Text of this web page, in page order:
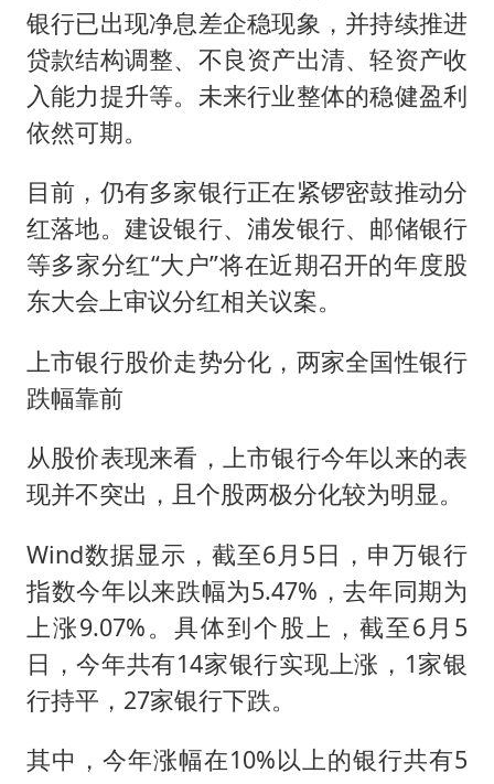
银行已出现净息差企稳现象，并持续推进
贷款结构调整、不良资产出清、轻资产收
入能力提升等。未来行业整体的稳健盈利
依然可期。
目前，仍有多家银行正在紧锣密鼓推动分
红落地。建设银行、浦发银行、邮储银行
等多家分红“大户”将在近期召开的年度股
东大会上审议分红相关议案。
上市银行股价走势分化，两家全国性银行
跌幅靠前
从股价表现来看，上市银行今年以来的表
现并不突出，且个股两极分化较为明显。
Wind数据显示，截至6月5日，申万银行
指数今年以来跌幅为5.47%，去年同期为
上涨9.07%。具体到个股上，截至6月5
日，今年共有14家银行实现上涨，1家银
行持平，27家银行下跌。
其中，今年涨幅在10%以上的银行共有5